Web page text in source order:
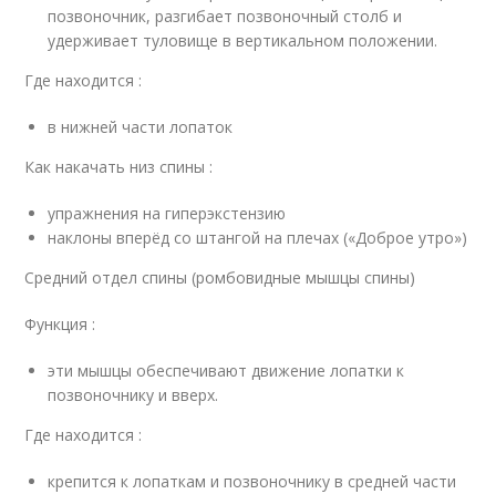
позвоночник, разгибает позвоночный столб и
удерживает туловище в вертикальном положении.
Где находится :
в нижней части лопаток
Как накачать низ спины :
упражнения на гиперэкстензию
наклоны вперёд со штангой на плечах («Доброе утро»)
Средний отдел спины (ромбовидные мышцы спины)
Функция :
эти мышцы обеспечивают движение лопатки к
позвоночнику и вверх.
Где находится :
крепится к лопаткам и позвоночнику в средней части